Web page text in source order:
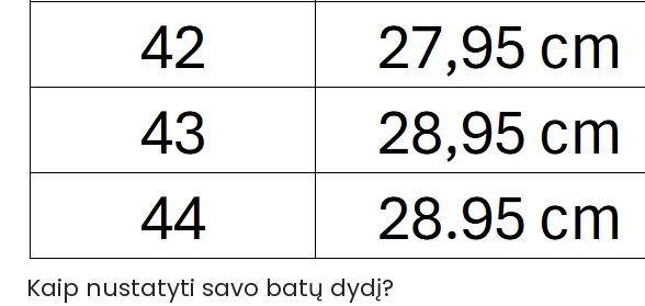
Kaip nustatyti savo batų dydį?